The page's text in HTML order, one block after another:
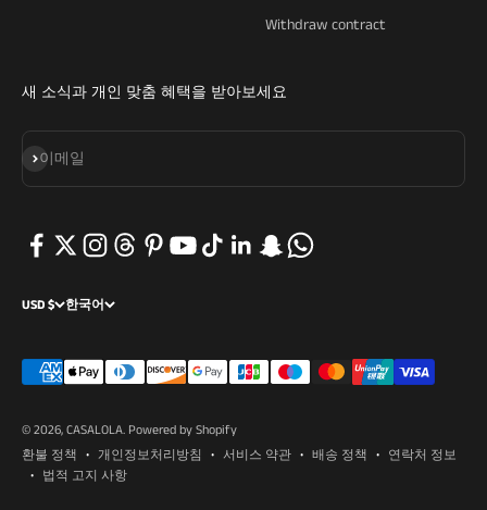
Withdraw contract
새 소식과 개인 맞춤 혜택을 받아보세요
이메일
구독
USD $ 한국어
© 2026, CASALOLA. Powered by Shopify
환불 정책
개인정보처리방침 서비스 약관 배송 정책
연락처 정보
법적 고지 사항